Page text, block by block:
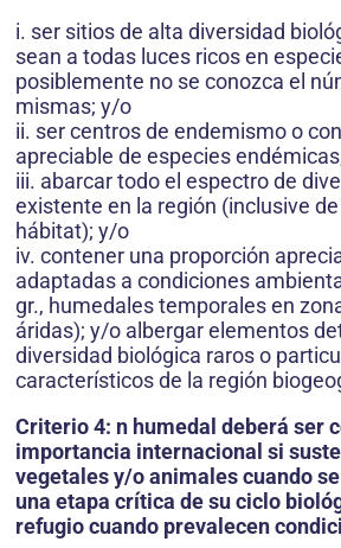
i. ser sitios de alta diversidad
sean a todas luces ricos en
posiblemente no se conozca el
mismas; y/o
ii. ser centros de endemismo o
apreciable de especies
iii. abarcar todo el espectro de
existente en la región (inclusive
hábitat); y/o
iv. contener una proporción
adaptadas a condiciones
gr., humedales temporales en
áridas); y/o albergar elementos
diversidad biológica raros o
característicos de la región
Criterio 4: n humedal deberá ser
importancia internacional si
vegetales y/o animales cuando
una etapa crítica de su ciclo
refugio cuando prevalecen